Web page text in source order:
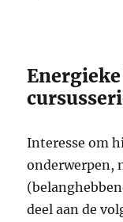
Energieke
Interesse om
onderwerpen,
deel aan de